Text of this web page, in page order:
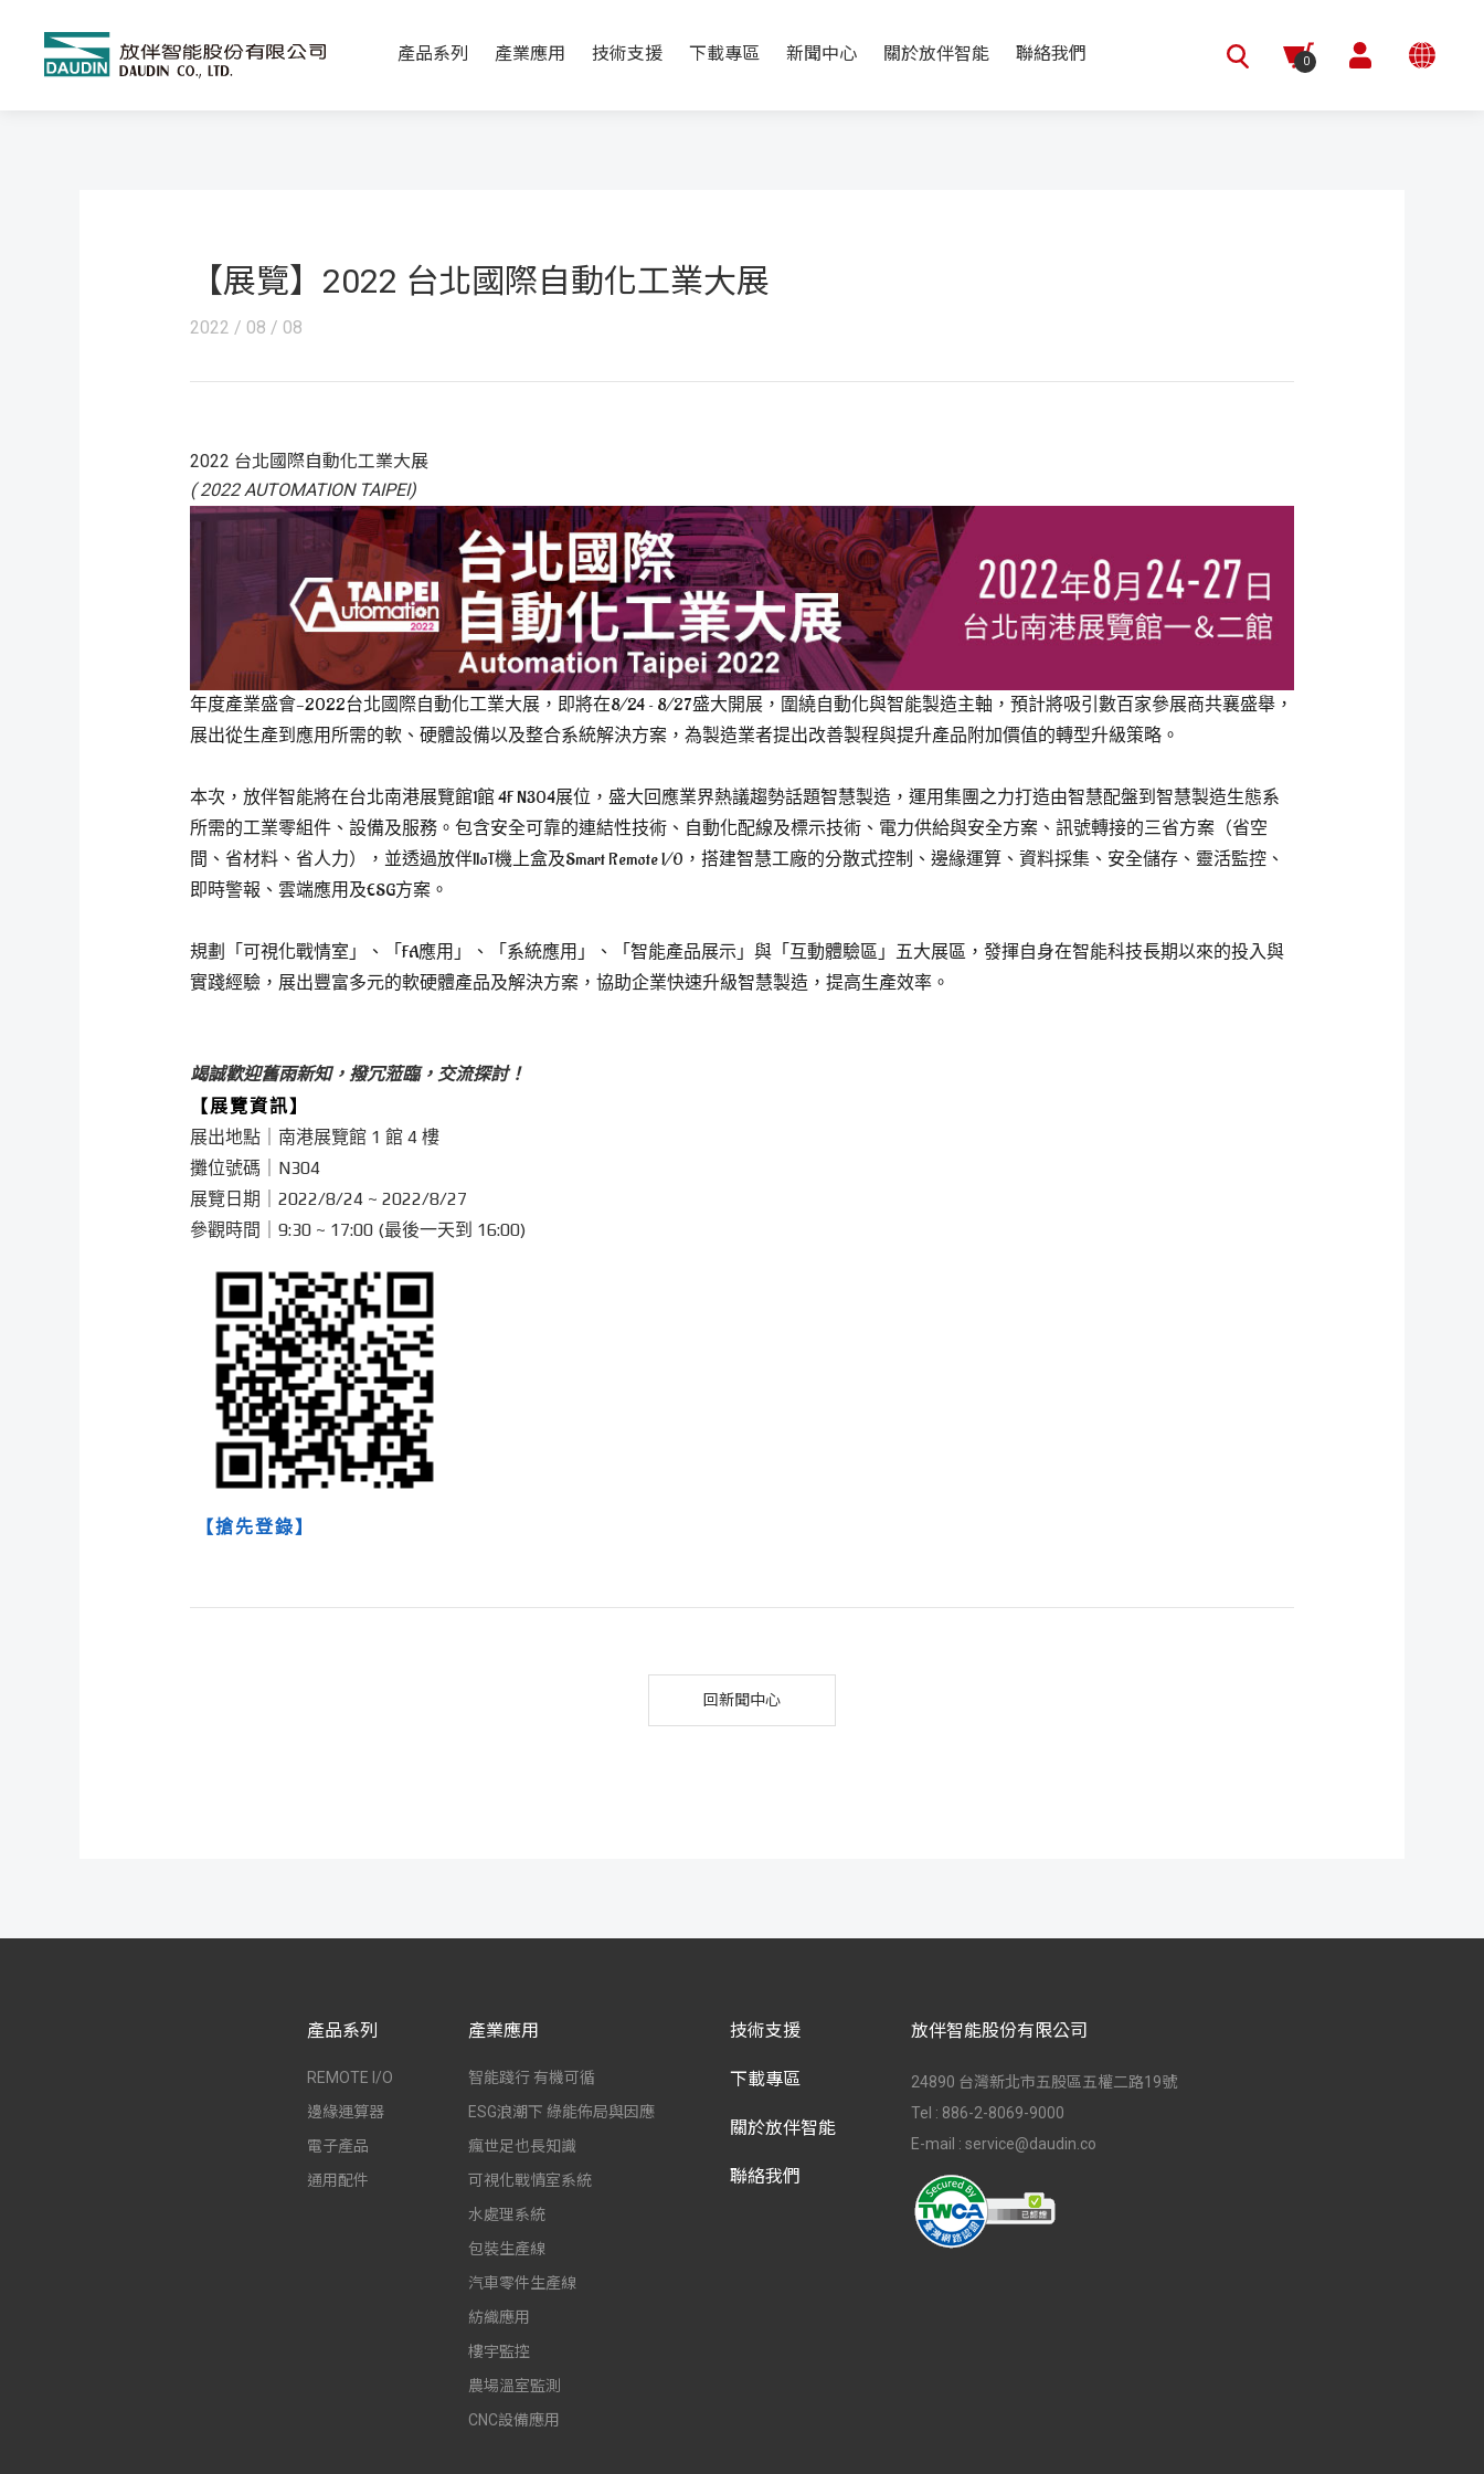
產品系列 產業應用 技術支援 下載專區 新聞中心 關於放伴智能 聯絡我們 0
【展覽】2022 台北國際自動化工業大展
2022 / 08 / 08
2022 台北國際自動化工業大展
( 2022 AUTOMATION TAIPEI)
年度產業盛會-2022台北國際自動化工業大展，即將在8/24 ~ 8/27盛大開展，圍繞自動化與智能製造主軸，預計將吸引數百家參展商共襄盛舉，
展出從生產到應用所需的軟、硬體設備以及整合系統解決方案，為製造業者提出改善製程與提升產品附加價值的轉型升級策略。
本次，放伴智能將在台北南港展覽館1館 4F N304展位，盛大回應業界熱議趨勢話題智慧製造，運用集團之力打造由智慧配盤到智慧製造生態系
所需的工業零組件、設備及服務。包含安全可靠的連結性技術、自動化配線及標示技術、電力供給與安全方案、訊號轉接的三省方案（省空
間、省材料、省人力），並透過放伴IIoT機上盒及Smart Remote I/O，搭建智慧工廠的分散式控制、邊緣運算、資料採集、安全儲存、靈活監控、
即時警報、雲端應用及ESG方案。
規劃「可視化戰情室」、「FA應用」、「系統應用」、「智能產品展示」與「互動體驗區」五大展區，發揮自身在智能科技長期以來的投入與
實踐經驗，展出豐富多元的軟硬體產品及解決方案，協助企業快速升級智慧製造，提高生產效率。
竭誠歡迎舊雨新知，撥冗蒞臨，交流探討！
【展覽資訊】
展出地點｜南港展覽館 1 館 4 樓
攤位號碼｜N304
展覽日期｜2022/8/24 ~ 2022/8/27
參觀時間｜9:30 ~ 17:00 (最後一天到 16:00)
【搶先登錄】
回新聞中心
產品系列
REMOTE I/O
邊緣運算器
電子產品
通用配件
產業應用
智能踐行 有機可循
ESG浪潮下 綠能佈局與因應
瘋世足也長知識
可視化戰情室系統
水處理系統
包裝生產線
汽車零件生產線
紡織應用
樓宇監控
農場溫室監測
CNC設備應用
技術支援
下載專區
關於放伴智能
聯絡我們
放伴智能股份有限公司
24890 台灣新北市五股區五權二路19號
Tel : 886-2-8069-9000
E-mail : service@daudin.co